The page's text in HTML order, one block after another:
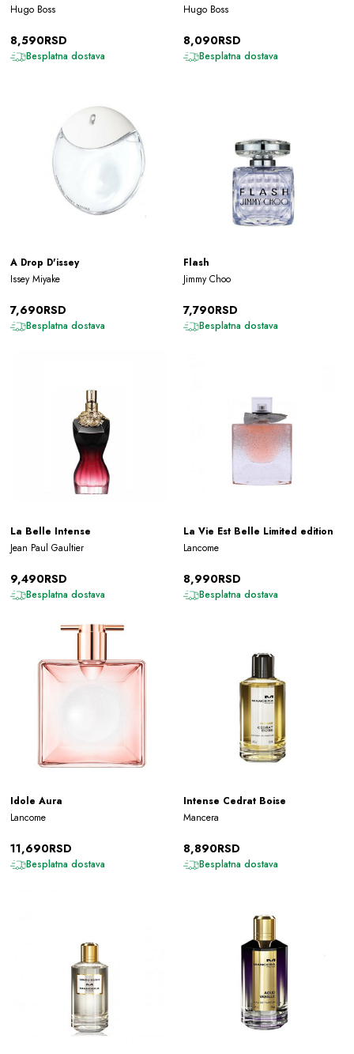
Hugo Boss
8,590RSD
Besplatna dostava
Hugo Boss
8,090RSD
Besplatna dostava
A Drop D'issey
Issey Miyake
7,690RSD
Besplatna dostava
Flash
Jimmy Choo
7,790RSD
Besplatna dostava
La Belle Intense
Jean Paul Gaultier
9,490RSD
Besplatna dostava
La Vie Est Belle Limited edition
Lancome
8,990RSD
Besplatna dostava
Idole Aura
Lancome
11,690RSD
Besplatna dostava
Intense Cedrat Boise
Mancera
8,890RSD
Besplatna dostava